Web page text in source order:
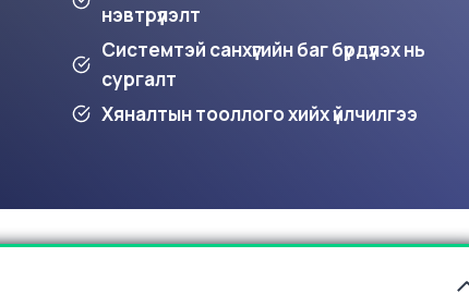
нэвтрүүлэлт
Системтэй санхүүгийн баг бүрдүүлэх нь
сургалт
Хяналтын тооллого хийх үйлчилгээ